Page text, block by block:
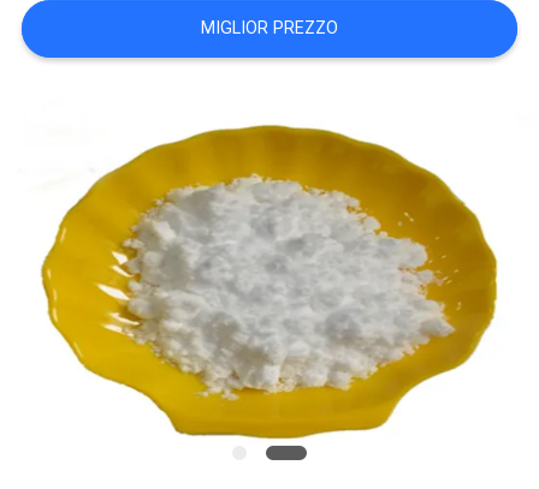
CHIEDI UN
PREVENTIVO
SITO
POLITICA
SULLA
RISERVATEZZA
MIGLIOR PREZZO